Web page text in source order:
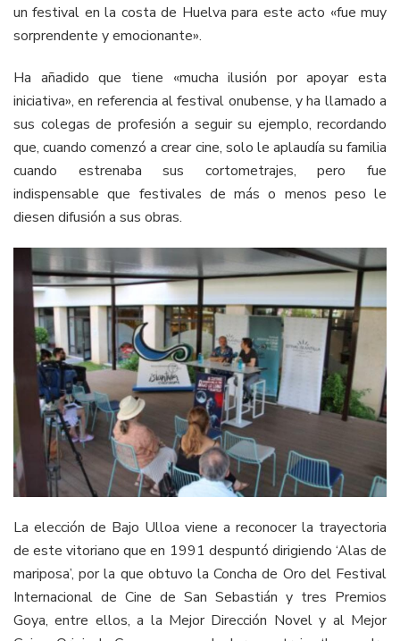
un festival en la costa de Huelva para este acto «fue muy
sorprendente y emocionante».
Ha añadido que tiene «mucha ilusión por apoyar esta
iniciativa», en referencia al festival onubense, y ha llamado a
sus colegas de profesión a seguir su ejemplo, recordando
que, cuando comenzó a crear cine, solo le aplaudía su familia
cuando estrenaba sus cortometrajes, pero fue
indispensable que festivales de más o menos peso le
diesen difusión a sus obras.
La elección de Bajo Ulloa viene a reconocer la trayectoria
de este vitoriano que en 1991 despuntó dirigiendo ‘Alas de
mariposa’, por la que obtuvo la Concha de Oro del Festival
Internacional de Cine de San Sebastián y tres Premios
Goya, entre ellos, a la Mejor Dirección Novel y al Mejor